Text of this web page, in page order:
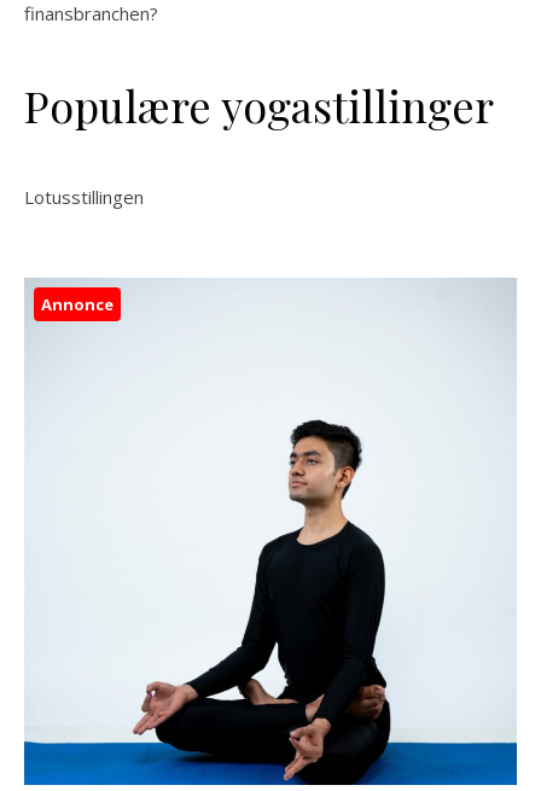
finansbranchen?
Populære yogastillinger
Lotusstillingen
Annonce